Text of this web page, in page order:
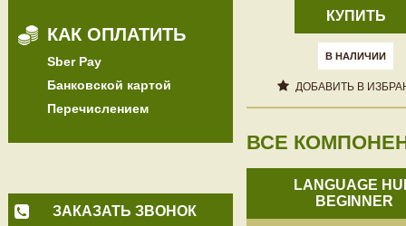
КАК ОПЛАТИТЬ
Sber Pay
Банковской картой
Перечислением
ЗАКАЗАТЬ ЗВОНОК
КУПИТЬ
В НАЛИЧИИ
ДОБАВИТЬ В
ВСЕ
LANGUAGE
BEGINNER